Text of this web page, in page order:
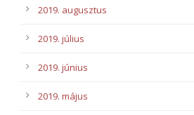
2019. augusztus
2019. július
2019. június
2019. május